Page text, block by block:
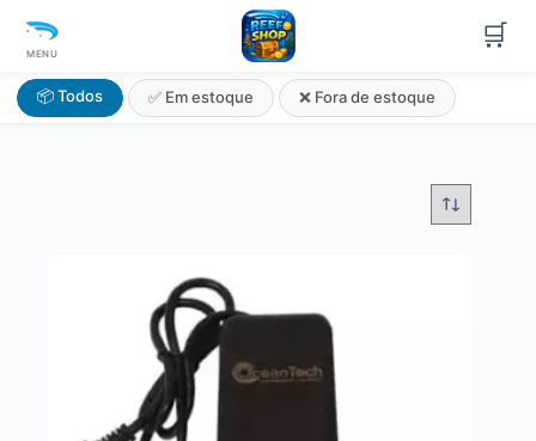
MENU
🛒
📦 Todos ✅ Em estoque ❌ Fora de estoque